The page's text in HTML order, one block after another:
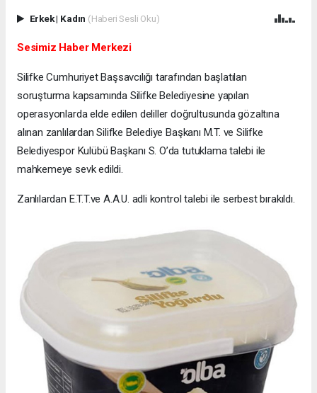
Erkek| Kadın (Haberi Sesli Oku)
Sesimiz Haber Merkezi
Silifke Cumhuriyet Başsavcılığı tarafından başlatılan
soruşturma kapsamında Silifke Belediyesine yapılan
operasyonlarda elde edilen deliller doğrultusunda gözaltına
alınan zanlılardan Silifke Belediye Başkanı M.T. ve Silifke
Belediyespor Kulübü Başkanı S. O’da tutuklama talebi ile
mahkemeye sevk edildi.
Zanlılardan E.T.T.ve A.A.U. adli kontrol talebi ile serbest bırakıldı.